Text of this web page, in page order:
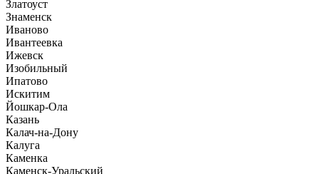
Златоуст
Знаменск
Иваново
Ивантеевка
Ижевск
Изобильный
Ипатово
Искитим
Йошкар-Ола
Казань
Калач-на-Дону
Калуга
Каменка
Каменск-Уральский